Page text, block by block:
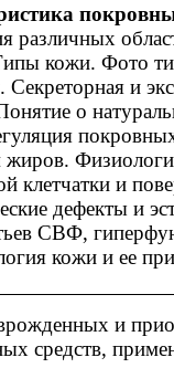
различных
кожи. Фото
Секреторная и
о
клетчатки и
дефекты и
СВФ,
кожи и ее
и
средств,